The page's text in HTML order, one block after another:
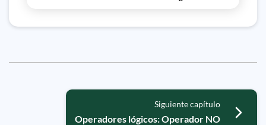
Siguiente capítulo
Operadores lógicos: Operador NO